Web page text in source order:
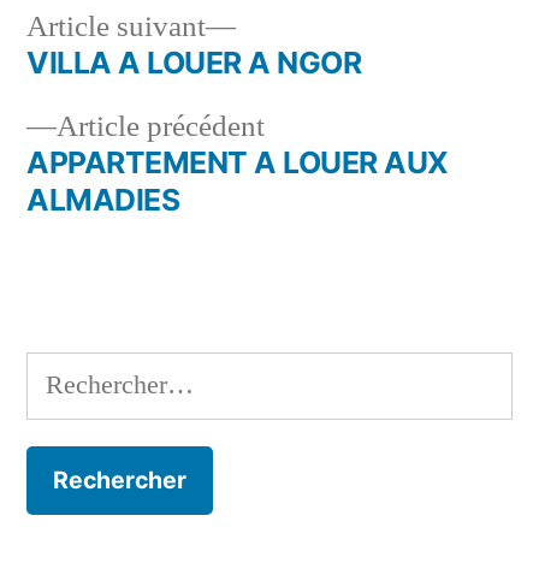
Navigation
de
l’article
Article précédentArticle
précédent :
APPARTEMENT A LOUER AUX
ALMADIES
Article suivant
Article
suivant :
VILLA A LOUER A NGOR
Rechercher :